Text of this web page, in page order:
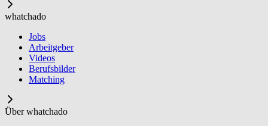
whatchado
Jobs
Arbeitgeber
Videos
Berufsbilder
Matching
Über whatchado